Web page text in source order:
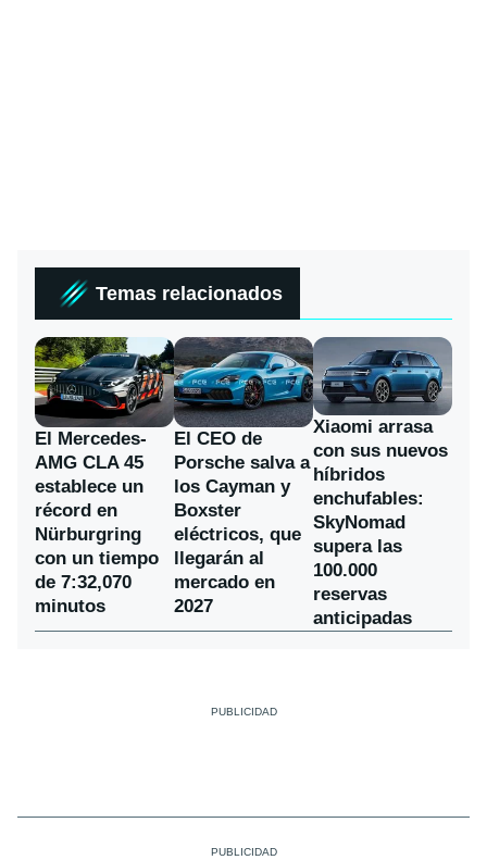
Temas relacionados
El Mercedes-
AMG CLA 45
establece un
récord en
Nürburgring
con un tiempo
de 7:32,070
minutos
El CEO de
Porsche salva a
los Cayman y
Boxster
eléctricos, que
llegarán al
mercado en
2027
Xiaomi arrasa
con sus nuevos
híbridos
enchufables:
SkyNomad
supera las
100.000
reservas
anticipadas